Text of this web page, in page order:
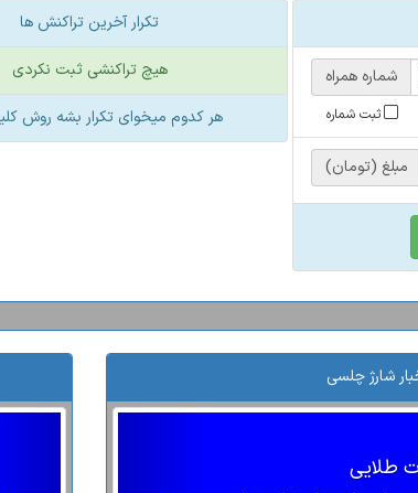
شماره همراه
ثبت شماره
مبلغ (تومان)
تکرار آخرین تراکنش ها
هیچ تراکنشی ثبت نکردی
هر کدوم میخوای تکرار بشه روش
شارژ چلسی
طلایی